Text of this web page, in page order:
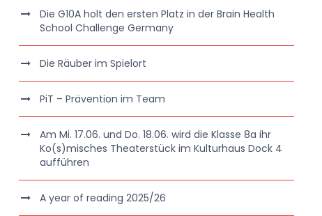
Die G10A holt den ersten Platz in der Brain Health
School Challenge Germany
Die Räuber im Spielort
PiT – Prävention im Team
Am Mi. 17.06. und Do. 18.06. wird die Klasse 8a ihr
Ko(s)misches Theaterstück im Kulturhaus Dock 4
aufführen
A year of reading 2025/26